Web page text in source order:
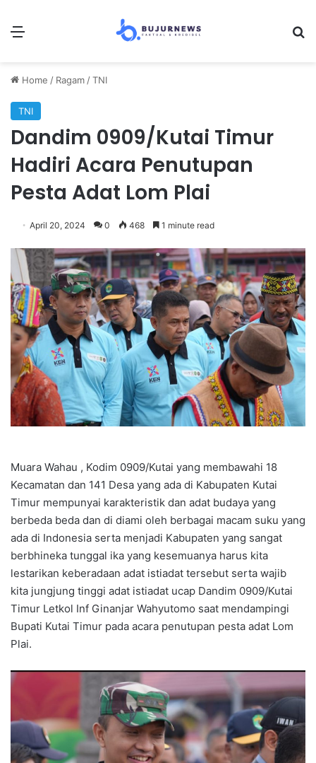
Menu
Home / Ragam /TNI
TNI
Dandim 0909/Kutai Timur
Hadiri Acara Penutupan
Pesta Adat Lom Plai
April 20, 2024 0 468 1 minute read
Muara Wahau , Kodim 0909/Kutai yang membawahi 18
Kecamatan dan 141 Desa yang ada di Kabupaten Kutai
Timur mempunyai karakteristik dan adat budaya yang
berbeda beda dan di diami oleh berbagai macam suku yang
ada di Indonesia serta menjadi Kabupaten yang sangat
berbhineka tunggal ika yang kesemuanya harus kita
lestarikan keberadaan adat istiadat tersebut serta wajib
kita jungjung tinggi adat istiadat ucap Dandim 0909/Kutai
Timur Letkol Inf Ginanjar Wahyutomo saat mendampingi
Bupati Kutai Timur pada acara penutupan pesta adat Lom
Plai.